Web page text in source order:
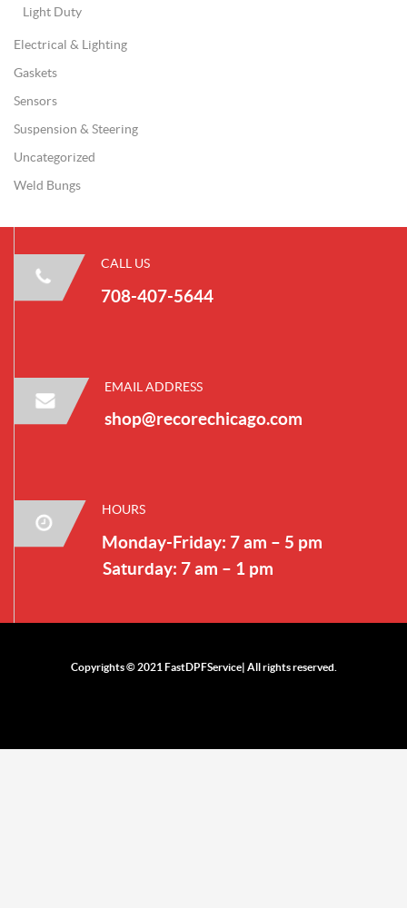
Light Duty
Electrical & Lighting
Gaskets
Sensors
Suspension & Steering
Uncategorized
Weld Bungs
CALL US
708-407-5644
EMAIL ADDRESS
shop@recorechicago.com
HOURS
Monday-Friday: 7 am – 5 pm
Saturday: 7 am – 1 pm
Copyrights © 2021 FastDPFService| All rights reserved.